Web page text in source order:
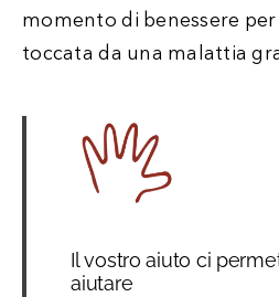
momento di benessere
toccata da una malattia
Il vostro aiuto ci
aiutare